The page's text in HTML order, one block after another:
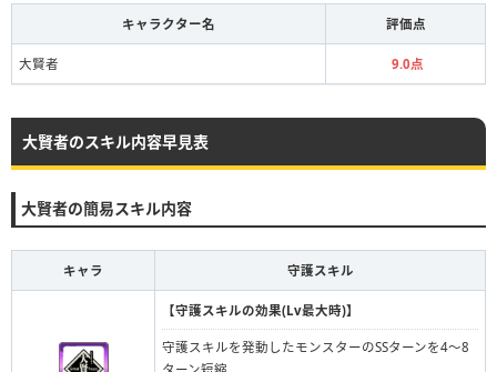
キャラクター名 評価点
大賢者 9.0点
大賢者のスキル内容早見表
大賢者の簡易スキル内容
キャラ 守護スキル
【守護スキルの効果(Lv最大時)】
守護スキルを発動したモンスターのSSターンを4～8